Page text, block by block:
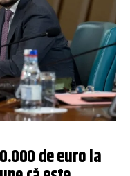
de euro la